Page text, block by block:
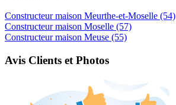
Constructeur maison Meurthe-et-Moselle (54)
Constructeur maison Moselle (57)
Constructeur maison Meuse (55)
Avis Clients et Photos